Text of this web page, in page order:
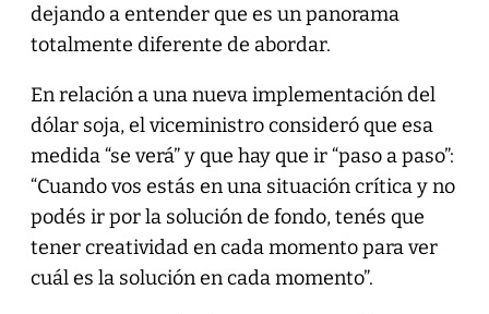
dejando a entender que es un panorama
totalmente diferente de abordar.
En relación a una nueva implementación del
dólar soja, el viceministro consideró que esa
medida “se verá” y que hay que ir “paso a paso”:
“Cuando vos estás en una situación crítica y no
podés ir por la solución de fondo, tenés que
tener creatividad en cada momento para ver
cuál es la solución en cada momento”.